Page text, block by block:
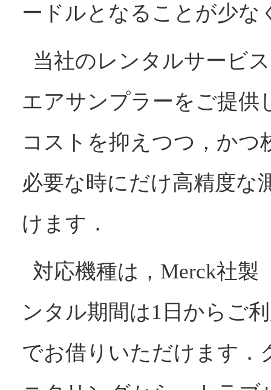
ードルとなることが少な
当社のレンタルサービ
エアサンプラーをご提供
コストを抑えつつ，かつ
必要な時にだけ高精度な
けます．
対応機種は，Merck社製
ンタル期間は1日からご
でお借りいただけます．